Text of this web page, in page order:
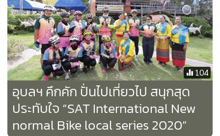
104
อุบลฯ คึกคัก ปั่นไปเที่ยวไป สนุกสุด
ประทับใจ “SAT International New
normal Bike local series 2020”